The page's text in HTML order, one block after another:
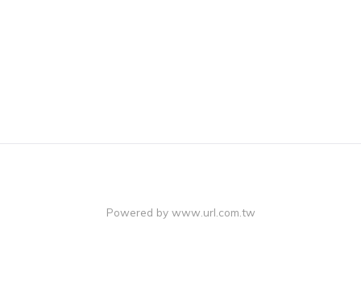
Powered by www.url.com.tw